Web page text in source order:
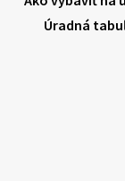
5. augusta
Smútočný
hlbokým
73 rokov
Tanková.
Úradná